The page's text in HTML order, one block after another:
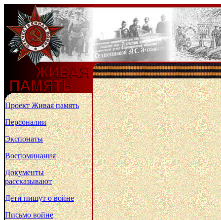
Проект Живая память
Персоналии
Экспонаты
Воспоминания
Документы
рассказывают
Дети пишут о войне
Письмо войне